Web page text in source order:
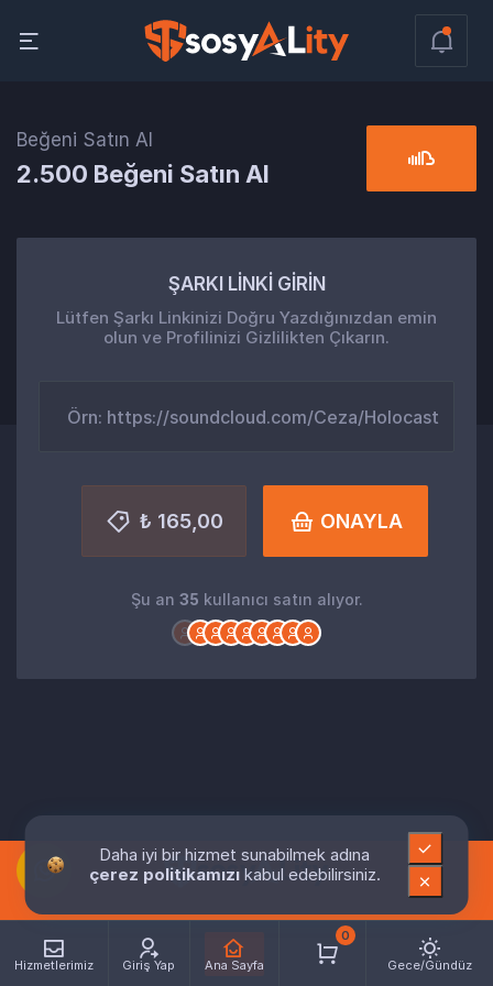
Hizmetlerimiz Giriş Yap Ana Sayfa
0
Gece/Gündüz
Beğeni Satın Al
2.500 Beğeni Satın Al
ŞARKI LİNKİ GİRİN
Lütfen Şarkı Linkinizi Doğru Yazdığınızdan emin
olun ve Profilinizi Gizlilikten Çıkarın.
₺ 165,00 ONAYLA
Şu an 35 kullanıcı satın alıyor.
Daha iyi bir hizmet sunabilmek adına
çerez politikamızı kabul edebilirsiniz.